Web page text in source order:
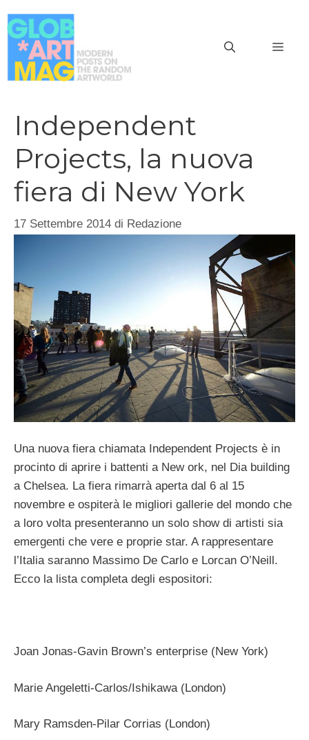
al
contenuto
Independent
Projects, la nuova
fiera di New York
17 Settembre 2014 di Redazione
Una nuova fiera chiamata Independent Projects è in
procinto di aprire i battenti a New ork, nel Dia building
a Chelsea. La fiera rimarrà aperta dal 6 al 15
novembre e ospiterà le migliori gallerie del mondo che
a loro volta presenteranno un solo show di artisti sia
emergenti che vere e proprie star. A rappresentare
l’Italia saranno Massimo De Carlo e Lorcan O’Neill.
Ecco la lista completa degli espositori:
Joan Jonas-Gavin Brown’s enterprise (New York)
Marie Angeletti-Carlos/Ishikawa (London)
Mary Ramsden-Pilar Corrias (London)